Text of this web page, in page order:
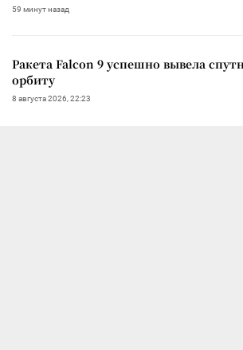
59 минут назад
Ракета Falcon 9 успешно вывела
орбиту
8 августа 2026, 22:23